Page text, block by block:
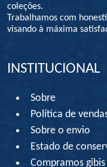
coleções.
Trabalhamos com
visando à máxima
INSTITUCIONAL
Sobre
Política de
Sobre o envio
Estado de
Compramos gibis